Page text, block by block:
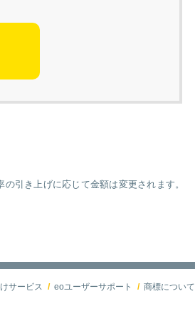
引き上げに応じて金額は変更されます。
サービス eoユーザーサポート 商標について